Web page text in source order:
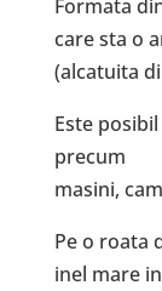
Formata
care sta o
(alcatuita
Este
precum
masini,
Pe o roata
inel mare